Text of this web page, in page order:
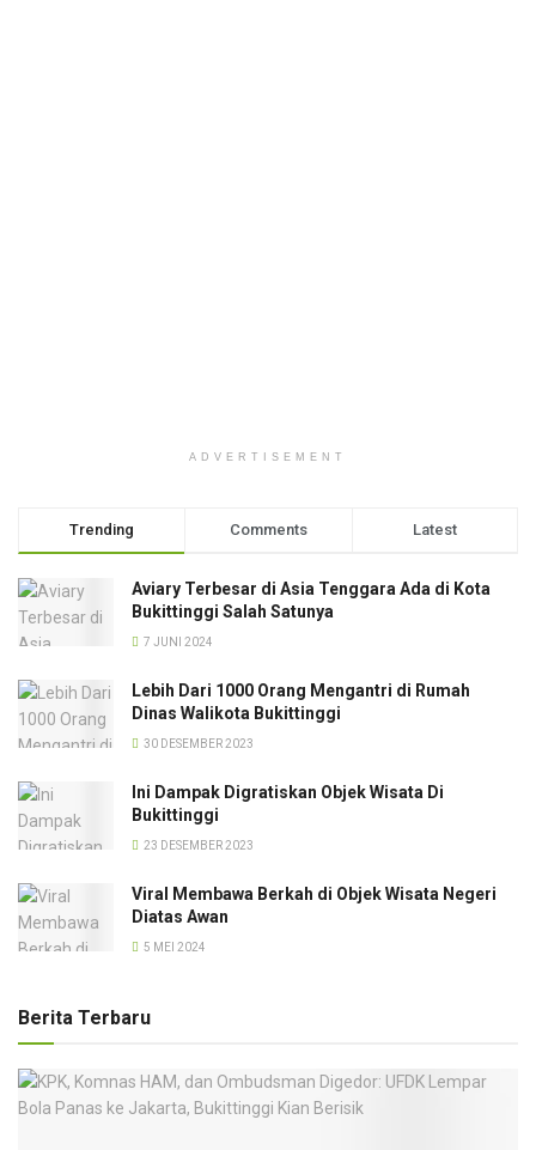
ADVERTISEMENT
Trending Comments Latest
Aviary Terbesar di Asia Tenggara Ada di Kota
Bukittinggi Salah Satunya
7 JUNI 2024
Lebih Dari 1000 Orang Mengantri di Rumah
Dinas Walikota Bukittinggi
30 DESEMBER 2023
Ini Dampak Digratiskan Objek Wisata Di
Bukittinggi
23 DESEMBER 2023
Viral Membawa Berkah di Objek Wisata Negeri
Diatas Awan
5 MEI 2024
Berita Terbaru